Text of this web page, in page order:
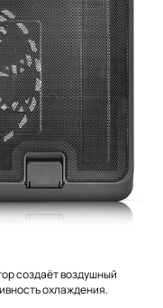
создаёт воздушный
охлаждения.